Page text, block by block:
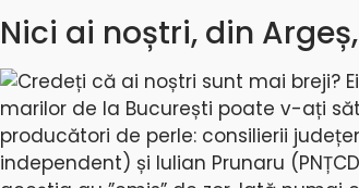
Nici ai noștri, din
Credeți că ai noștri sunt mai breji?
marilor de la București poate v-ați
producători de perle: consilierii
independent) și Iulian Prunaru